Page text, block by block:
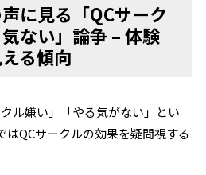
に見る「QCサーク
ない」論争 – 体験
る傾向
ル嫌い」「やる気がない」とい
はQCサークルの効果を疑問視する